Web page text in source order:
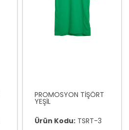
PROMOSYON TİŞÖRT
YEŞİL
Ürün Kodu: TSRT-3